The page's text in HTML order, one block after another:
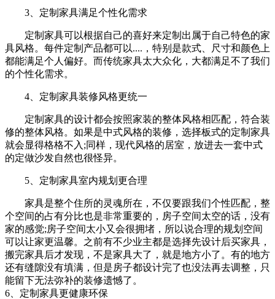
3、定制家具满足个性化需求
定制家具可以根据自己的喜好来定制出属于自己特色的家
具风格。每件定制产品都可以....，特别是款式、尺寸和颜色上
都能满足个人偏好。而传统家具太大众化，大都满足不了我们
的个性化需求。
4、定制家具装修风格更统一
定制家具的设计都会按照家装的整体风格相匹配，符合装
修的整体风格。如果是中式风格的装修，选择板式的定制家具
就会显得格格不入;同样，现代风格的居室，放进去一套中式
的定做沙发自然也很怪异。
5、定制家具室内规划更合理
家具是整个住所的灵魂所在，不仅要跟我们个性匹配，整
个空间的占有分比也是非常重要的，房子空间太空的话，没有
家的感觉;房子空间太小又会很拥堵，所以说合理的规划空间
可以让家更温馨。之前有不少业主都是选择先设计后买家具，
搬完家具后才发现，不是家具大了，就是地方小了。有的地方
还有缝隙没有填满，但是房子都设计完了也没法再去调整，只
能留下无法弥补的装修遗憾了。
6、定制家具更健康环保